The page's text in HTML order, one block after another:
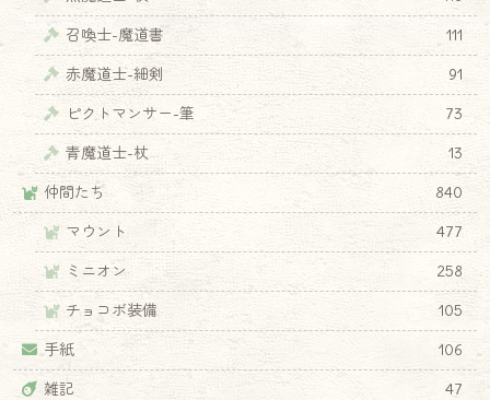
召喚士-魔道書
111
赤魔道士-細剣
91
ピクトマンサー-筆
73
青魔道士-杖
13
仲間たち
840
マウント
477
ミニオン
258
チョコボ装備
105
手紙
106
雑記
47